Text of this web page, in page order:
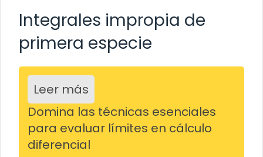
Integrales impropia de
primera especie
Leer más
Domina las técnicas esenciales
para evaluar límites en cálculo
diferencial